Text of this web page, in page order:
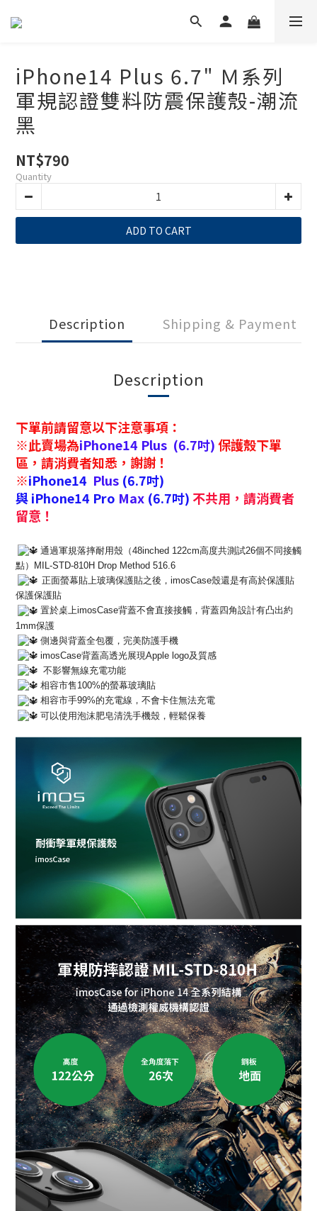
iPhone14 Plus 6.7" Ｍ系列
軍規認證雙料防震保護殼-潮流
黑
NT$790
Quantity
ADD TO CART
Description Shipping & Payment
Description
下單前請留意以下注意事項：
※此賣場為iPhone14 Plus (6.7吋)保護殼下單
區，請消費者知悉，謝謝！
※iPhone14 Plus (6.7吋)
與iPhone14 Pro Max (6.7吋) 不共用，請消費者
留意！
通過軍規落摔耐用殼（48inched 122cm高度共測試26個不同接觸
點）MIL-STD-810H Drop Method 516.6
正面螢幕貼上玻璃保護貼之後，imosCase殼還是有高於保護貼
保護保護貼
置於桌上imosCase背蓋不會直接接觸， 背蓋四角設計有凸出約
1mm保護
側邊與背蓋全包覆，完美防護手機
imosCase背蓋高透光展現Apple logo及質感
不影響無線充電功能
相容市售100%的螢幕玻璃貼
相容市手99%的充電線，不會卡住無法充電
可以使用泡沫肥皂清洗手機殼，輕鬆保養